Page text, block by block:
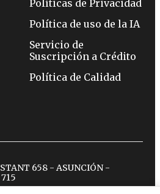
Políticas de Privacidad
Política de uso de la IA
Servicio de
Suscripción a Crédito
Política de Calidad
658 - ASUNCIÓN -